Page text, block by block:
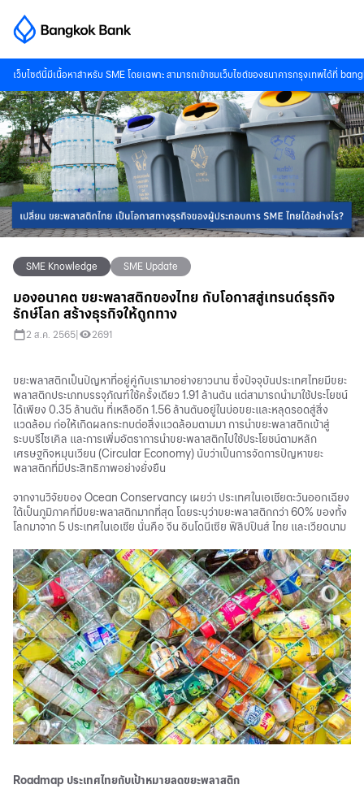
เว็บไซต์นี้มีเนื้อหาสำหรับ SME โดยเฉพาะ สามารถเข้าชมเว็บไซต์ของธนาคารกรุงเทพได้ที่
SME Knowledge SME Update
มองอนาคต ขยะพลาสติกของไทย กับโอกาสสู่เทรนด์ธุรกิจ
รักษ์โลก สร้างธุรกิจให้ถูกทาง
2 ส.ค. 2565 2691
ขยะพลาสติกเป็นปัญหาที่อยู่คู่กับเรามาอย่างยาวนาน ซึ่งปัจจุบันประเทศไทยมีขยะ
พลาสติกประเภทบรรจุภัณฑ์ใช้ครั้งเดียว 1.91 ล้านตัน แต่สามารถนำมาใช้ประโยชน์
ได้เพียง 0.35 ล้านตัน ที่เหลืออีก 1.56 ล้านตันอยู่ในบ่อขยะและหลุดรอดสู่สิ่ง
แวดล้อม ก่อให้เกิดผลกระทบต่อสิ่งแวดล้อมตามมา การนำขยะพลาสติกเข้าสู่
ระบบรีไซเคิล และการเพิ่มอัตราการนำขยะพลาสติกไปใช้ประโยชน์ตามหลัก
เศรษฐกิจหมุนเวียน (Circular Economy) นับว่าเป็นการจัดการปัญหาขยะ
พลาสติกที่มีประสิทธิภาพอย่างยั่งยืน
จากงานวิจัยของ Ocean Conservancy เผยว่า ประเทศในเอเชียตะวันออกเฉียง
ใต้เป็นภูมิภาคที่มีขยะพลาสติกมากที่สุด โดยระบุว่าขยะพลาสติกกว่า 60% ของทั้ง
โลกมาจาก 5 ประเทศในเอเชีย นั่นคือ จีน อินโดนีเซีย ฟิลิปปินส์ ไทย และเวียดนาม
Roadmap ประเทศไทยกับเป้าหมายลดขยะพลาสติก